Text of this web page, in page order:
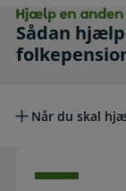
Hjælp en
Sådan
Når du skal